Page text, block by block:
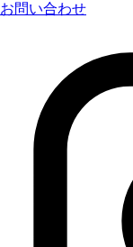
お問い合わせ